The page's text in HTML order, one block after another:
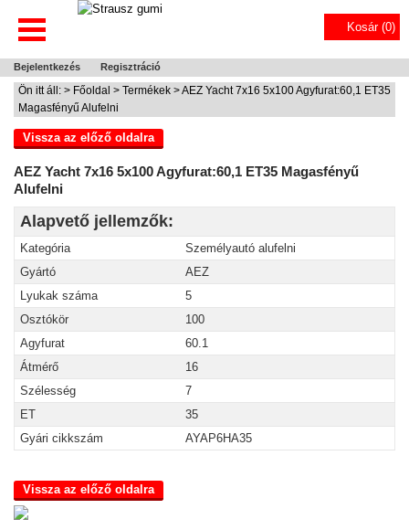
Kosár (0)
Bejelentkezés Regisztráció
Ön itt áll: > Főoldal > Termékek > AEZ Yacht 7x16 5x100 Agyfurat:60,1 ET35
Magasfényű Alufelni
Vissza az előző oldalra
AEZ Yacht 7x16 5x100 Agyfurat:60,1 ET35 Magasfényű
Alufelni
Alapvető jellemzők:
Kategória
Személyautó alufelni
Gyártó
AEZ
Lyukak száma
5
Osztókör
100
Agyfurat
60.1
Átmérő
16
Szélesség
7
ET
35
Gyári cikkszám
AYAP6HA35
Vissza az előző oldalra